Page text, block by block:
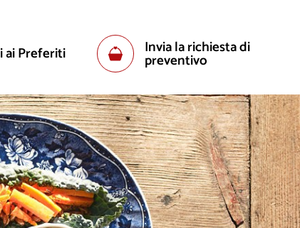
ai Preferiti Invia la richiesta di
preventivo